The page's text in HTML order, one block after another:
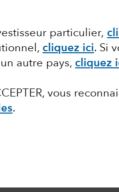
particulier,
cliquez ici. Si
autre pays, cliquez
vous
.